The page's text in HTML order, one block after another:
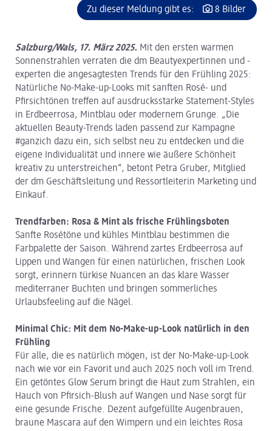
Zu dieser Meldung gibt es: 8 Bilder
Salzburg/Wals, 17. März 2025. Mit den ersten warmen
Sonnenstrahlen verraten die dm Beautyexpertinnen und -
experten die angesagtesten Trends für den Frühling 2025:
Natürliche No-Make-up-Looks mit sanften Rosé- und
Pfirsichtönen treffen auf ausdrucksstarke Statement-Styles
in Erdbeerrosa, Mintblau oder modernem Grunge. „Die
aktuellen Beauty-Trends laden passend zur Kampagne
#ganzich dazu ein, sich selbst neu zu entdecken und die
eigene Individualität und innere wie äußere Schönheit
kreativ zu unterstreichen“, betont Petra Gruber, Mitglied
der dm Geschäftsleitung und Ressortleiterin Marketing und
Einkauf.
Trendfarben: Rosa & Mint als frische Frühlingsboten
Sanfte Rosétöne und kühles Mintblau bestimmen die
Farbpalette der Saison. Während zartes Erdbeerrosa auf
Lippen und Wangen für einen natürlichen, frischen Look
sorgt, erinnern türkise Nuancen an das klare Wasser
mediterraner Buchten und bringen sommerliches
Urlaubsfeeling auf die Nägel.
Minimal Chic: Mit dem No-Make-up-Look natürlich in den
Frühling
Für alle, die es natürlich mögen, ist der No-Make-up-Look
nach wie vor ein Favorit und auch 2025 noch voll im Trend.
Ein getöntes Glow Serum bringt die Haut zum Strahlen, ein
Hauch von Pfirsich-Blush auf Wangen und Nase sorgt für
eine gesunde Frische. Dezent aufgefüllte Augenbrauen,
braune Mascara auf den Wimpern und ein leichtes Rosa